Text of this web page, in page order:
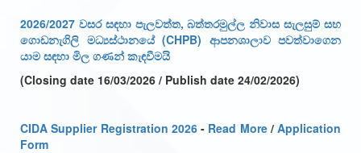
2026/2027 වසර සඳහා පැලවත්ත, බත්තරමුල්ල නිවාස සැලසුම් සහ
ගොඩනැගිලි මධ්‍යස්ථානයේ (CHPB) ආපනශාලාව පවත්වාගෙන
යාම සඳහා මිල ගණන් කැඳවීමයි
(Closing date 16/03/2026 / Publish date 24/02/2026)
CIDA Supplier Registration 2026- Read More/ Application
Form